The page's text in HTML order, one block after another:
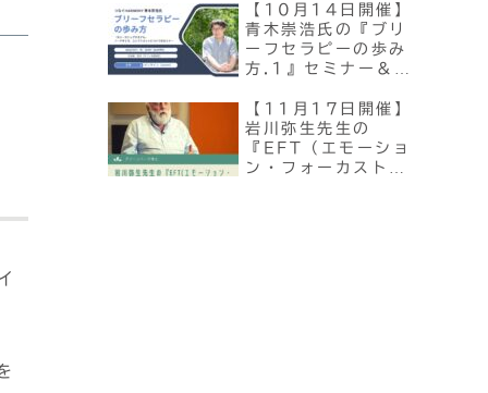
【10月14日開催】
青木崇浩氏の『ブリ
ーフセラピーの歩み
方.1』セミナー＆ワ
【11月17日開催】
岩川弥生先生の
『EFT（エモーショ
ン・フォーカスト・